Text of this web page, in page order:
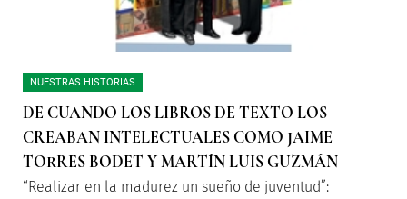
NUESTRAS HISTORIAS
DE CUANDO LOS LIBROS DE TEXTO LOS
CREABAN INTELECTUALES COMO JAIME
TORRES BODET Y MARTÍN LUIS GUZMÁN
“Realizar en la madurez un sueño de juventud”: